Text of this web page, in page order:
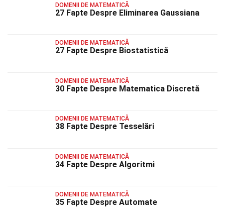
DOMENII DE MATEMATICĂ
27 Fapte Despre Eliminarea Gaussiana
DOMENII DE MATEMATICĂ
27 Fapte Despre Biostatistică
DOMENII DE MATEMATICĂ
30 Fapte Despre Matematica Discretă
DOMENII DE MATEMATICĂ
38 Fapte Despre Tesselări
DOMENII DE MATEMATICĂ
34 Fapte Despre Algoritmi
DOMENII DE MATEMATICĂ
35 Fapte Despre Automate